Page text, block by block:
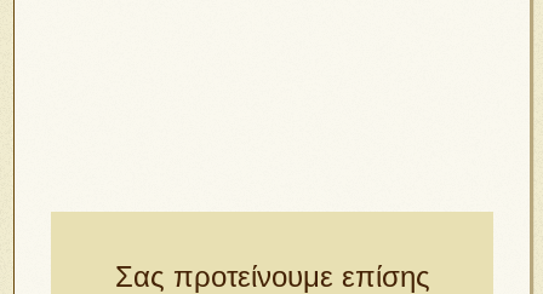
Σας προτείνουμε επίσης